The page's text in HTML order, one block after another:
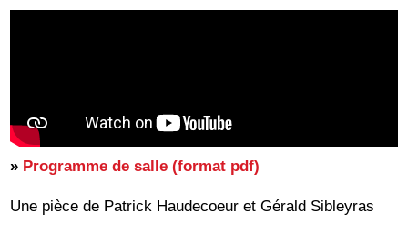
» Programme de salle (format pdf)
Une pièce de Patrick Haudecoeur et Gérald Sibleyras